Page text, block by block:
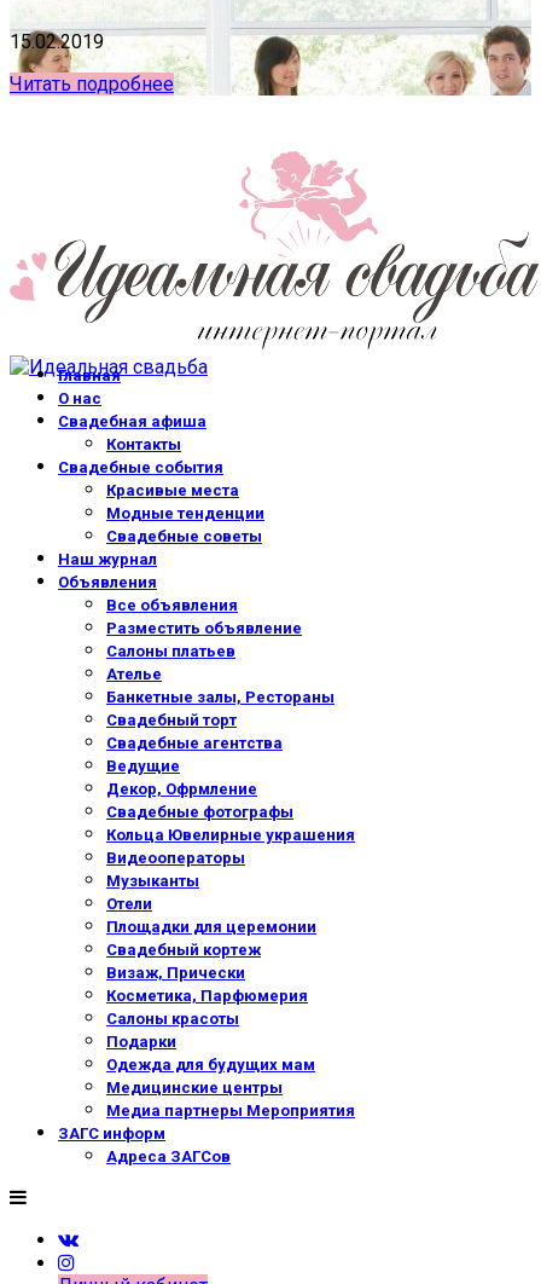
15.02.2019
Читать подробнее
Главная
О нас
Свадебная афиша
Контакты
Свадебные события
Красивые места
Модные тенденции
Свадебные советы
Наш журнал
Объявления
Все объявления
Разместить объявление
Салоны платьев
Ателье
Банкетные залы, Рестораны
Свадебный торт
Свадебные агентства
Ведущие
Декор, Офрмление
Свадебные фотографы
Кольца Ювелирные украшения
Видеооператоры
Музыканты
Отели
Площадки для церемонии
Свадебный кортеж
Визаж, Прически
Косметика, Парфюмерия
Салоны красоты
Подарки
Одежда для будущих мам
Медицинские центры
Медиа партнеры Мероприятия
ЗАГС информ
Адреса ЗАГСов